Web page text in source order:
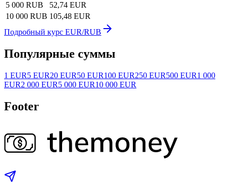
5 000 RUB
52,74 EUR
10 000 RUB 105,48 EUR
Подробный курс EUR/RUB
Популярные суммы
1 EUR5 EUR20 EUR50 EUR100 EUR250 EUR500 EUR1 000
EUR2 000 EUR5 000 EUR10 000 EUR
Footer